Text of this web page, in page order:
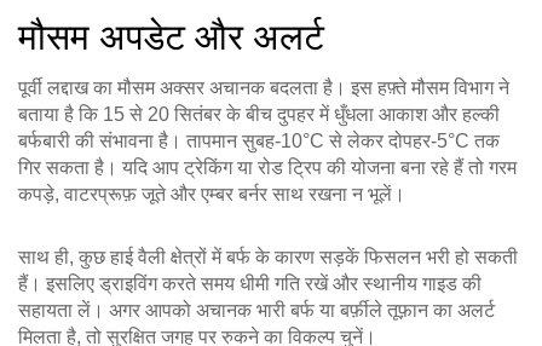
मौसम अपडेट और अलर्ट
पूर्वी लद्दाख का मौसम अक्सर अचानक बदलता है। इस हफ़्ते मौसम विभाग ने
बताया है कि 15 से 20 सितंबर के बीच दुपहर में धुँधला आकाश और हल्की
बर्फबारी की संभावना है। तापमान सुबह‑10°C से लेकर दोपहर‑5°C तक
गिर सकता है। यदि आप ट्रेकिंग या रोड ट्रिप की योजना बना रहे हैं तो गरम
कपड़े, वाटरप्रूफ़ जूते और एम्बर बर्नर साथ रखना न भूलें।
साथ ही, कुछ हाई वैली क्षेत्रों में बर्फ के कारण सड़कें फिसलन भरी हो सकती
हैं। इसलिए ड्राइविंग करते समय धीमी गति रखें और स्थानीय गाइड की
सहायता लें। अगर आपको अचानक भारी बर्फ या बर्फ़ीले तूफ़ान का अलर्ट
मिलता है, तो सुरक्षित जगह पर रुकने का विकल्प चुनें।